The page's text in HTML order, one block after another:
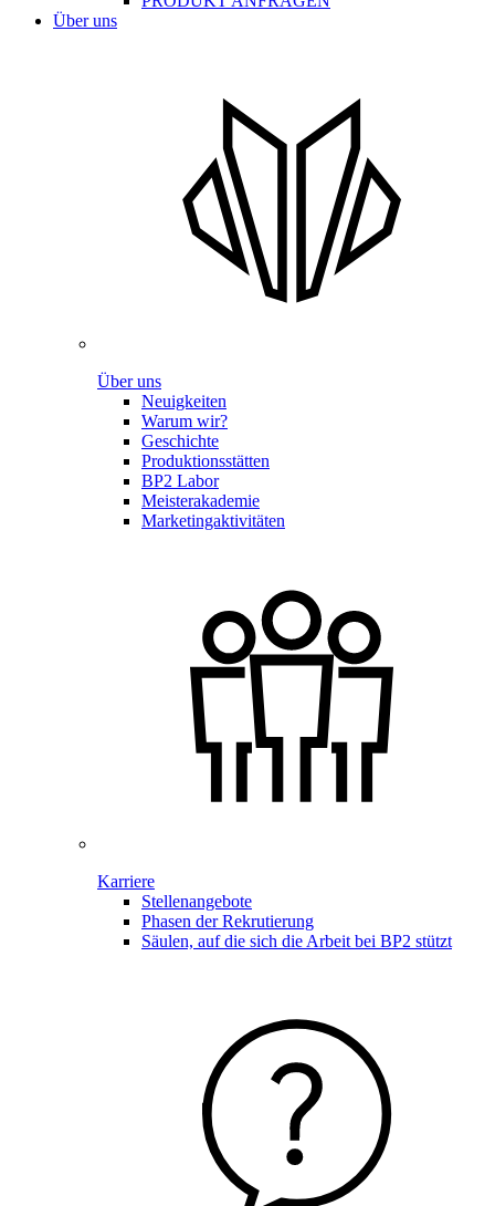
Über uns
Über uns
Neuigkeiten
Warum wir?
Geschichte
Produktionsstätten
BP2 Labor
Meisterakademie
Marketingaktivitäten
Karriere
Stellenangebote
Phasen der Rekrutierung
Säulen, auf die sich die Arbeit bei BP2 stützt